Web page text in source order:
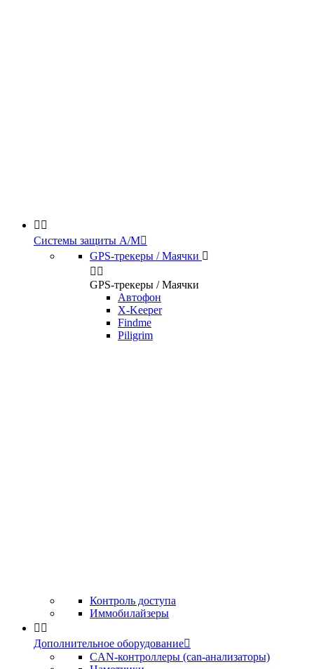
 
Системы защиты А/М
GPS-трекеры / Маячки 
 
GPS-трекеры / Маячки
Автофон
X-Keeper
Findme
Piligrim
Контроль доступа
Иммобилайзеры
 
Дополнительное оборудование
CAN-контроллеры (can-анализаторы)